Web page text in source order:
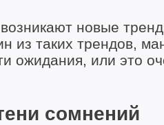
новые
таких трендов,
ожидания, или это
сомнений